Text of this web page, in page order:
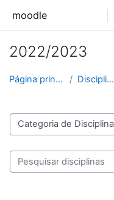
moodle
2022/2023
Página principal Disciplinas
Categorias de disciplinas
Pesquisar disciplinas